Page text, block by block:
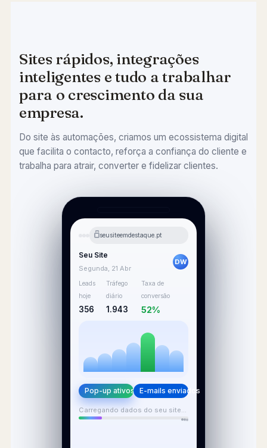
Sites rápidos, integrações
inteligentes e tudo a trabalhar
para o crescimento da sua
empresa.
Do site às automações, criamos um ecossistema digital
que facilita o contacto, reforça a confiança do cliente e
trabalha para atrair, converter e fidelizar clientes.
seusiteemdestaque.pt
Seu Site
Segunda, 21 Abr
DW
Leads
hoje
356
Tráfego
diário
1.943
Taxa de
conversão
52%
Pop-up ativos E-mails enviados
Carregando dados do seu site…